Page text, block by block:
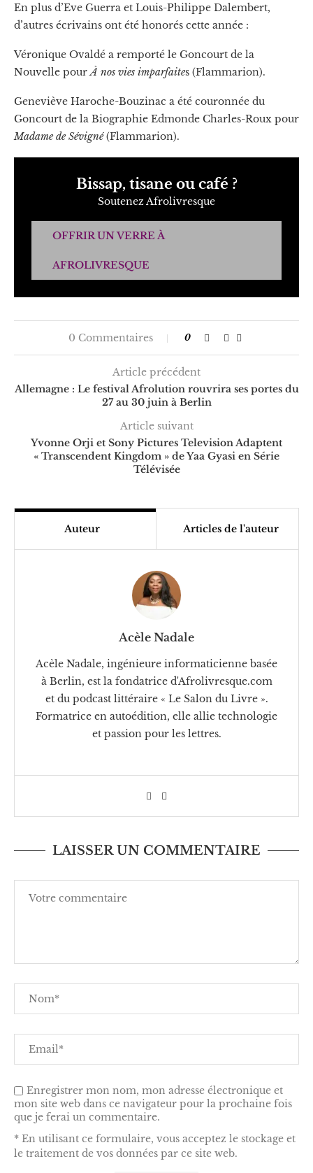
En plus d’Eve Guerra et Louis-Philippe Dalembert,
d’autres écrivains ont été honorés cette année :
Véronique Ovaldé a remporté le Goncourt de la
Nouvelle pourÀ nos vies imparfaites (Flammarion).
Geneviève Haroche-Bouzinac a été couronnée du
Goncourt de la Biographie Edmonde Charles-Roux pour
Madame de Sévigné(Flammarion).
Bissap, tisane ou café ?
Soutenez Afrolivresque
OFFRIR UN VERRE À
AFROLIVRESQUE
0 Commentaires 0
Article précédent
Allemagne : Le festival Afrolution rouvrira ses portes du
27 au 30 juin à Berlin
Article suivant
Yvonne Orji et Sony Pictures Television Adaptent
« Transcendent Kingdom » de Yaa Gyasi en Série
Télévisée
Auteur Articles de l'auteur
Acèle Nadale
Acèle Nadale, ingénieure informaticienne basée
à Berlin, est la fondatrice d'Afrolivresque.com
et du podcast littéraire « Le Salon du Livre ».
Formatrice en autoédition, elle allie technologie
et passion pour les lettres.
LAISSER UN COMMENTAIRE
Enregistrer mon nom, mon adresse électronique et
mon site web dans ce navigateur pour la prochaine fois
que je ferai un commentaire.
* En utilisant ce formulaire, vous acceptez le stockage et
le traitement de vos données par ce site web.